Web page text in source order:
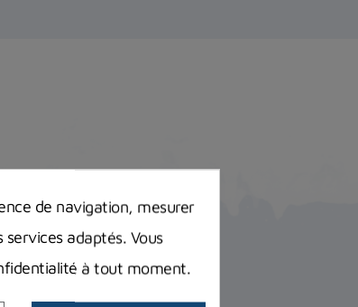
d'achat
de navigation, mesurer
adaptés. Vous
à tout moment.